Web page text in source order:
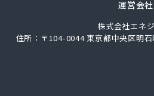
株式会社 エネルギー熊本支店
運営会社
株式会社エネ
住所：〒104-0044 東京都中央区明